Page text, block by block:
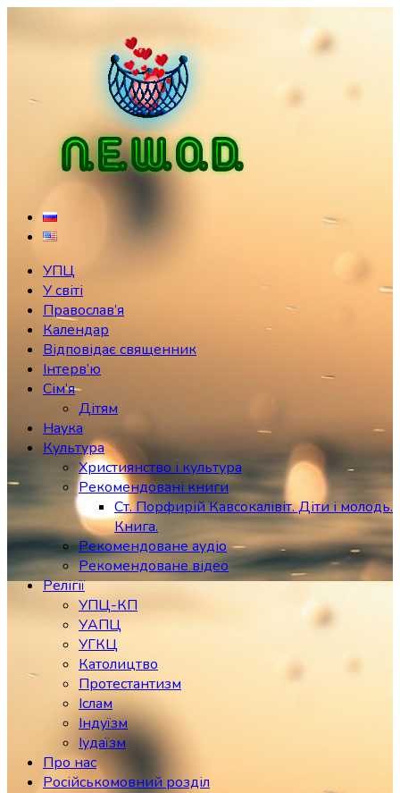
УПЦ
У світі
Православ’я
Календар
Відповідає священник
Інтерв’ю
Сім’я
Дітям
Наука
Культура
Християнство і культура
Рекомендовані книги
Ст. Порфирій Кавсокалівіт. Діти і молодь.
Книга.
Рекомендоване аудіо
Рекомендоване відео
Релігії
УПЦ-КП
УАПЦ
УГКЦ
Католицтво
Протестантизм
Іслам
Індуїзм
Іудаїзм
Про нас
Російськомовний розділ